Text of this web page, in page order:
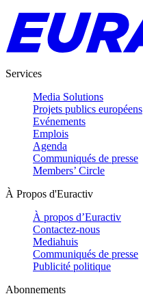
Services
Media Solutions
Projets publics européens
Evénements
Emplois
Agenda
Communiqués de presse
Members’ Circle
À Propos d'Euractiv
À propos d’Euractiv
Contactez-nous
Mediahuis
Communiqués de presse
Publicité politique
Abonnements